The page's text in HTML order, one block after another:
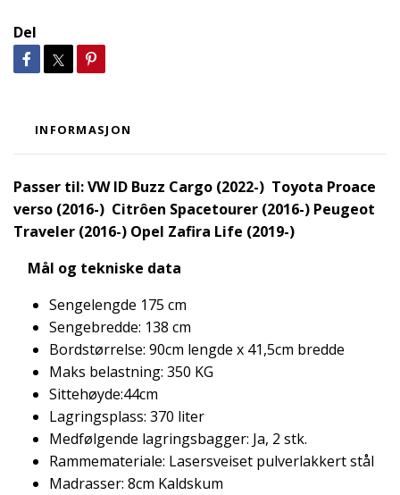
Del
INFORMASJON
Passer til: VW ID Buzz Cargo (2022-) Toyota Proace
verso (2016-) Citrôen Spacetourer (2016-) Peugeot
Traveler (2016-) Opel Zafira Life (2019-)
Mål og tekniske data
Sengelengde 175 cm
Sengebredde: 138 cm
Bordstørrelse: 90cm lengde x 41,5cm bredde
Maks belastning: 350 KG
Sittehøyde:44cm
Lagringsplass: 370 liter
Medfølgende lagringsbagger: Ja, 2 stk.
Rammemateriale: Lasersveiset pulverlakkert stål
Madrasser: 8cm Kaldskum